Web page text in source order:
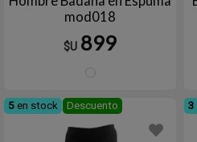
mod018
$U 899
5 en stock Descuento 3